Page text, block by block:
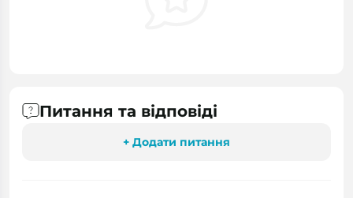
Питання та відповіді
+ Додати питання